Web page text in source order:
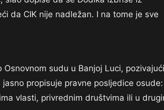
da CIK nije nadležan. I na tome je sve
sudu u Banjoj Luci, pozivajući
propisuje pravne posljedice osude:
vlasti, privrednim društvima ili u